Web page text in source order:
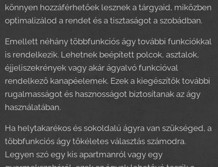
könnyen hozzáférhetőek lesznek a tárgyaid, miközben
optimalizálod a rendet és a tisztaságot a szobádban.
Emellett néhány többfunkciós ágy további funkciókkal
is rendelkezik. Lehetnek beépített polcok, asztalok,
éjjeliszekrények vagy akár ágyalvó funkcióval
rendelkező kanapéelemek. Ezek a kiegészítők további
rugalmasságot és hasznosságot biztosítanak az ágy
használatában.
Ha helytakarékos és sokoldalú ágyra van szükséged, a
többfunkciós ágy tökéletes választás számodra.
Legyen szó egy kis apartmanról vagy egy